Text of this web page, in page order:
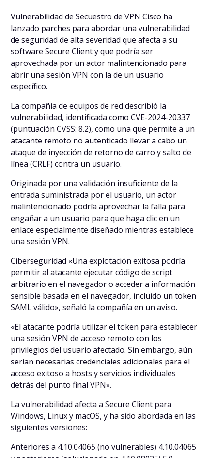
Vulnerabilidad de Secuestro de VPN Cisco ha
lanzado parches para abordar una vulnerabilidad
de seguridad de alta severidad que afecta a su
software Secure Client y que podría ser
aprovechada por un actor malintencionado para
abrir una sesión VPN con la de un usuario
específico.
La compañía de equipos de red describió la
vulnerabilidad, identificada como CVE-2024-20337
(puntuación CVSS: 8.2), como una que permite a un
atacante remoto no autenticado llevar a cabo un
ataque de inyección de retorno de carro y salto de
línea (CRLF) contra un usuario.
Originada por una validación insuficiente de la
entrada suministrada por el usuario, un actor
malintencionado podría aprovechar la falla para
engañar a un usuario para que haga clic en un
enlace especialmente diseñado mientras establece
una sesión VPN.
Ciberseguridad «Una explotación exitosa podría
permitir al atacante ejecutar código de script
arbitrario en el navegador o acceder a información
sensible basada en el navegador, incluido un token
SAML válido», señaló la compañía en un aviso.
«El atacante podría utilizar el token para establecer
una sesión VPN de acceso remoto con los
privilegios del usuario afectado. Sin embargo, aún
serían necesarias credenciales adicionales para el
acceso exitoso a hosts y servicios individuales
detrás del punto final VPN».
La vulnerabilidad afecta a Secure Client para
Windows, Linux y macOS, y ha sido abordada en las
siguientes versiones:
Anteriores a 4.10.04065 (no vulnerables) 4.10.04065